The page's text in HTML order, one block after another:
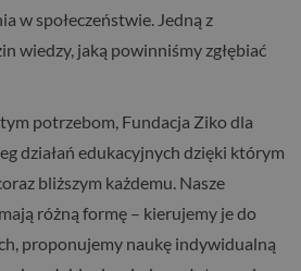
w społeczeństwie. Jedną z
wiedzy, jaką powinniśmy zgłębiać
potrzebom, Fundacja Ziko dla
działań edukacyjnych dzięki którym
bliższym każdemu. Nasze
różną formę – kierujemy je do
proponujemy naukę indywidualną